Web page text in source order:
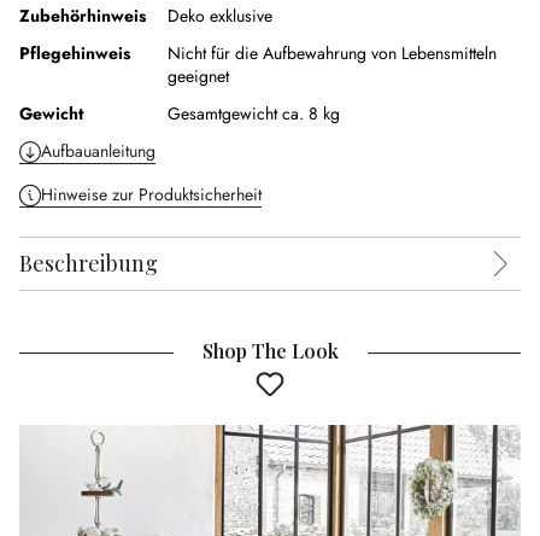
Zubehörhinweis
Deko exklusive
Pflegehinweis
Nicht für die Aufbewahrung von Lebensmitteln
geeignet
Gewicht
Gesamtgewicht ca. 8 kg
Aufbauanleitung
Hinweise zur Produktsicherheit
Beschreibung
Shop The Look